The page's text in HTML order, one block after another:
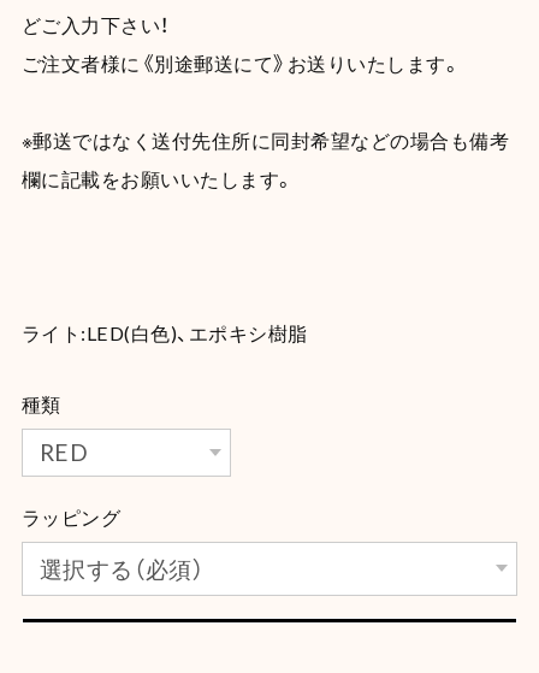
どご入力下さい！
ご注文者様に《別途郵送にて》お送りいたします。
※郵送ではなく送付先住所に同封希望などの場合も備考
欄に記載をお願いいたします。
ライト:LED(白色)、エポキシ樹脂
種類
ラッピング